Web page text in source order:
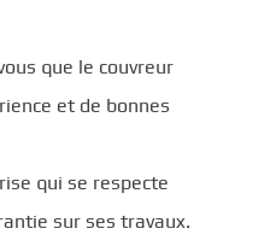
que le couvreur
et de bonnes
qui se respecte
sur ses travaux.